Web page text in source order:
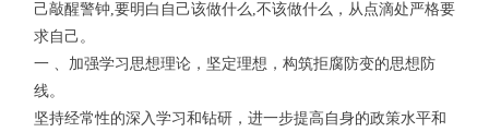
己敲醒警钟,要明白自己该做什么,不该做什么，从点滴处严格要
求自己。
一 、加强学习思想理论，坚定理想，构筑拒腐防变的思想防
线。
坚持经常性的深入学习和钻研，进一步提高自身的政策水平和